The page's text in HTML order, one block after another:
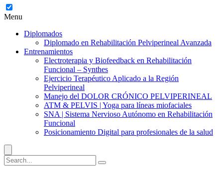
Menu
Diplomados
Diplomado en Rehabilitación Pelviperineal Avanzada
Entrenamientos
Electroterapia y Biofeedback en Rehabilitación
Funcional – Synthes
Ejercicio Terapéutico Aplicado a la Región
Pelviperineal
Manejo del DOLOR CRÓNICO PELVIPERINEAL
ATM & PELVIS | Yoga para líneas miofaciales
SNA | Sistema Nervioso Autónomo en Rehabilitación
Funcional
Posicionamiento Digital para profesionales de la salud